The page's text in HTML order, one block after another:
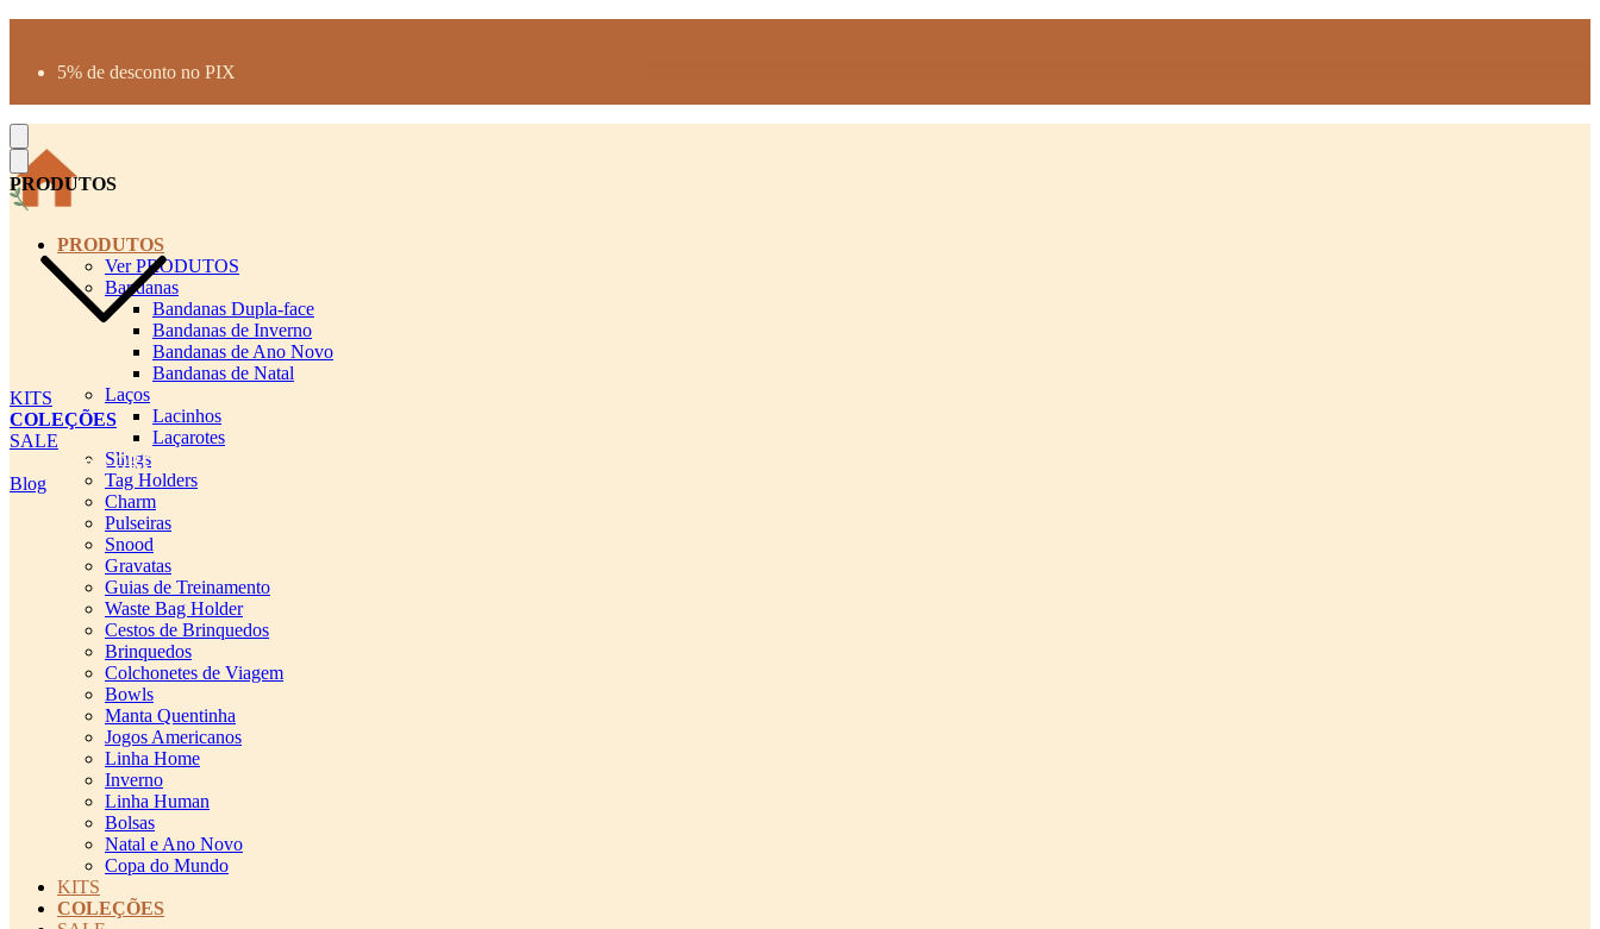
5% de desconto no PIX
PRODUTOS
KITS
COLEÇÕES
SALE
cadastro pet QRCODE
Blog
PRODUTOS
Ver PRODUTOS
Bandanas
Bandanas Dupla-face
Bandanas de Inverno
Bandanas de Ano Novo
Bandanas de Natal
Laços
Lacinhos
Laçarotes
Slings
Tag Holders
Charm
Pulseiras
Snood
Gravatas
Guias de Treinamento
Waste Bag Holder
Cestos de Brinquedos
Brinquedos
Colchonetes de Viagem
Bowls
Manta Quentinha
Jogos Americanos
Linha Home
Inverno
Linha Human
Bolsas
Natal e Ano Novo
Copa do Mundo
KITS
COLEÇÕES